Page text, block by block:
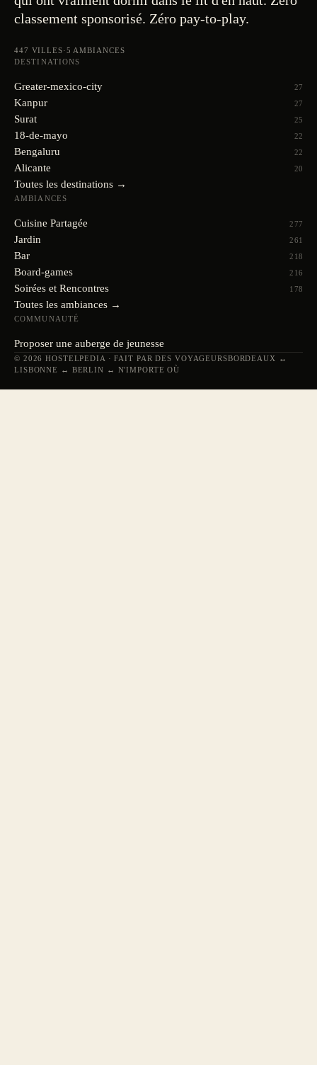
classement sponsorisé. Zéro pay-to-play.
447 VILLES·5 AMBIANCES
DESTINATIONS
Greater-mexico-city 27
Kanpur 27
Surat 25
18-de-mayo 22
Bengaluru 22
Alicante 20
Toutes les destinations →
AMBIANCES
Cuisine Partagée 277
Jardin 261
Bar 218
Board-games 216
Soirées et Rencontres 178
Toutes les ambiances →
COMMUNAUTÉ
Proposer une auberge de jeunesse
© 2026 HOSTELPEDIA · FAIT PAR DES VOYAGEURSBORDEAUX ↔
LISBONNE ↔ BERLIN ↔ N'IMPORTE OÙ